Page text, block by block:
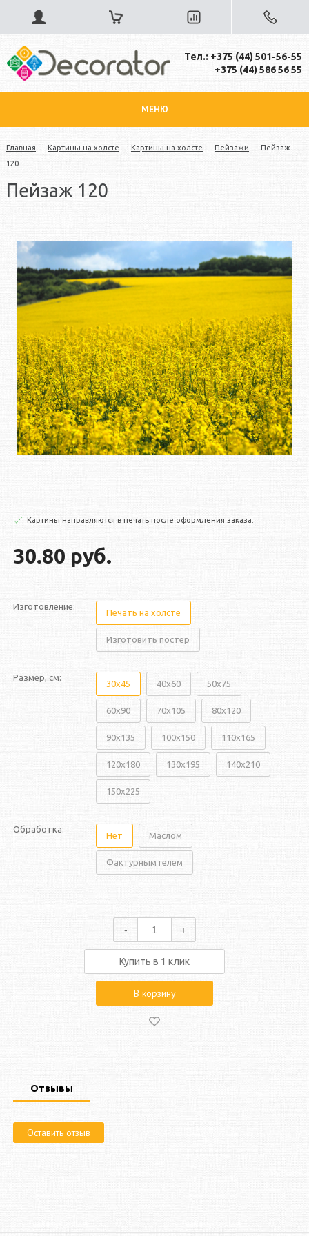
Тел.: +375 (44) 501-56-55
+375 (44) 586 56 55
МЕНЮ
Главная - Картины на холсте - Картины на холсте - Пейзажи -
Пейзаж
120
Пейзаж 120
Картины направляются в печать после оформления заказа.
30.80 руб.
Изготовление:
Печать на холсте
Изготовить постер
Размер, см:
30x45 40x60 50x75
60x90 70x105 80x120
90x135 100x150 110x165
120x180 130x195 140x210
150x225
Обработка:
Нет Маслом
Фактурным гелем
- +
Купить в 1 клик
В корзину
Отзывы
Оставить отзыв